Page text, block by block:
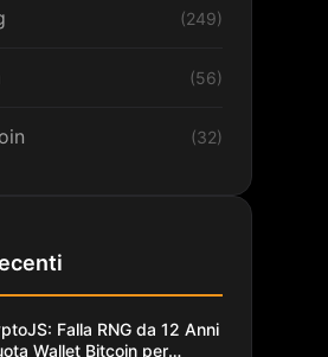
(249)
(56)
(32)
Falla RNG da 12 Anni
Wallet Bitcoin per